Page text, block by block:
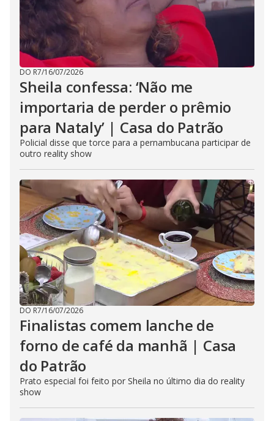
DO R7/16/07/2026
Sheila confessa: ‘Não me
importaria de perder o prêmio
para Nataly’ | Casa do Patrão
Policial disse que torce para a pernambucana participar de
outro reality show
DO R7/16/07/2026
Finalistas comem lanche de
forno de café da manhã | Casa
do Patrão
Prato especial foi feito por Sheila no último dia do reality
show